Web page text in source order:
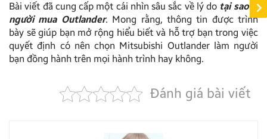
Bài viết đã cung cấp một cái nhìn sâu sắc về lý do tại sao ít
người mua Outlander. Mong rằng, thông tin được trình
bày sẽ giúp bạn mở rộng hiểu biết và hỗ trợ bạn trong việc
quyết định có nên chọn Mitsubishi Outlander làm người
bạn đồng hành trên mọi hành trình hay không.
Đánh giá bài viết